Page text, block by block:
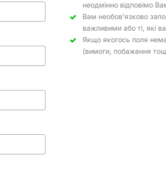
неодмінно відповімо
Вам необов’язково
важливими або ті, які
Якщо якогось поля
(вимоги, побажання